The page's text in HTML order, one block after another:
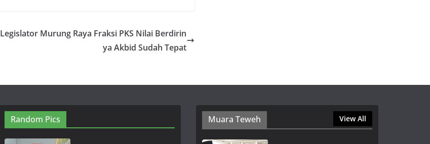
Legislator Murung Raya Fraksi PKS Nilai Berdirin
ya Akbid Sudah Tepat
Random Pics Muara Teweh View All